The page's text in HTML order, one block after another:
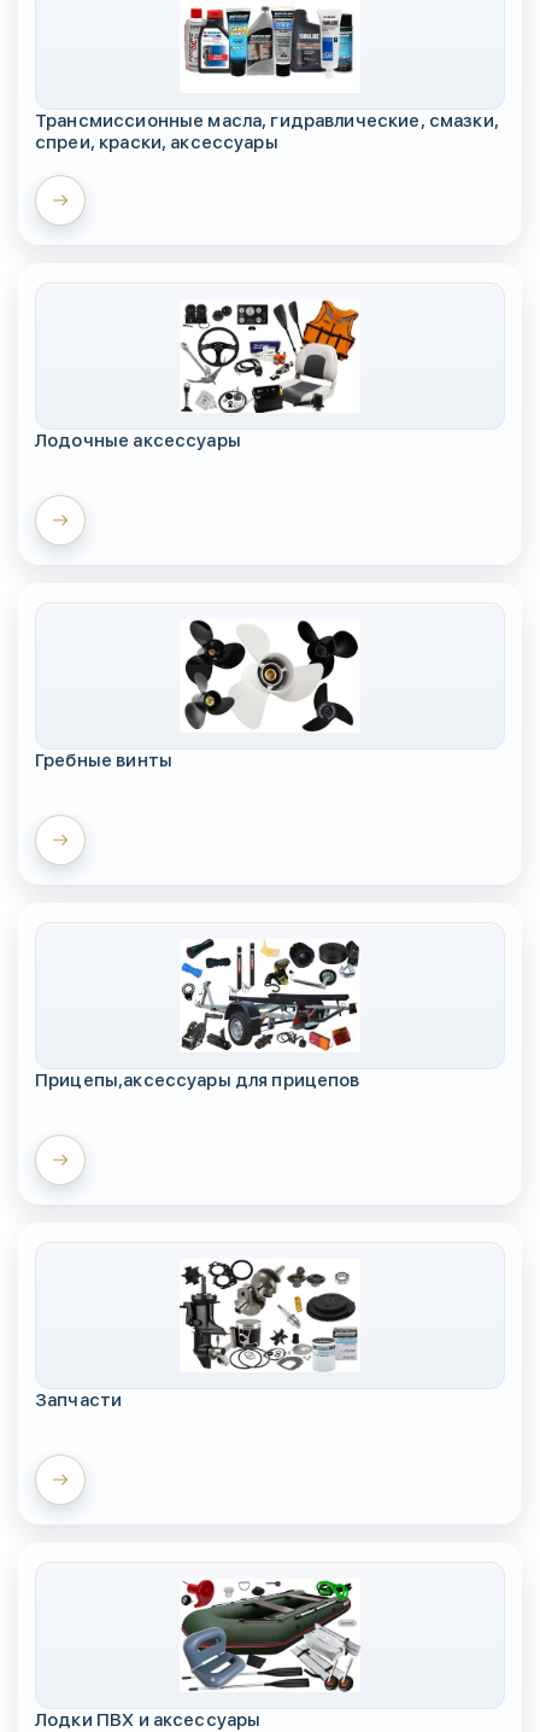
Трансмиссионные масла, гидравлические, смазки,
спреи, краски, аксессуары
Лодочные аксессуары
Гребные винты
Прицепы,аксессуары для прицепов
Запчасти
Лодки ПВХ и аксессуары